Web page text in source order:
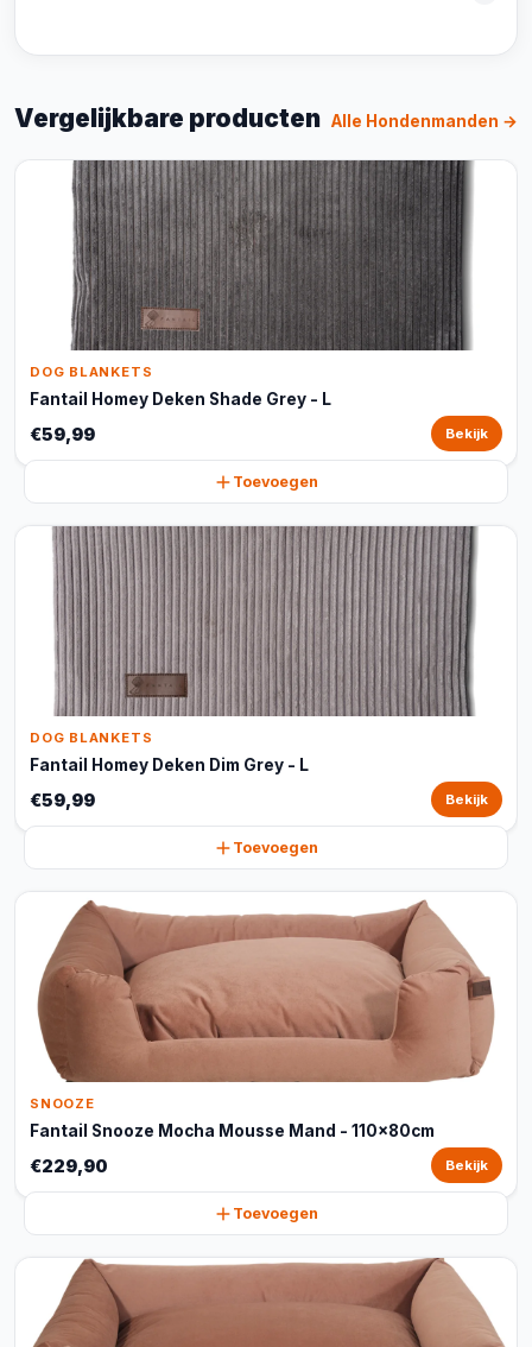
Vergelijkbare producten Alle Hondenmanden →
DOG BLANKETS
Fantail Homey Deken Shade Grey - L
€59,99 Bekijk
Toevoegen
DOG BLANKETS
Fantail Homey Deken Dim Grey - L
€59,99 Bekijk
Toevoegen
SNOOZE
Fantail Snooze Mocha Mousse Mand - 110x80cm
€229,90 Bekijk
Toevoegen